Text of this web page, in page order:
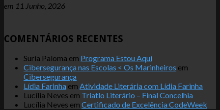
em 11 Junho, 2026
COMENTÁRIOS RECENTES
Suria Paloma em Programa Estou Aqui
Cibersegurança nas Escolas < Os Marinheiros em
Cibersegurança
Lídia Farinha em Atividade Literária com Lídia Farinha
Lucília Neves em Triatlo Literário – Final Concelhia
Lucília Neves em Certificado de Excelência CodeWeek